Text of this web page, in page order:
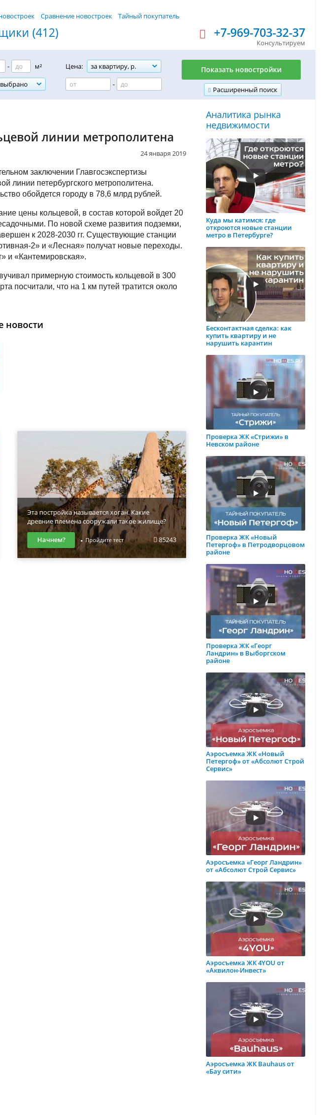
Сравнение новостроек Тайный покупатель
(412) +7-969-703-32-37
Консультируем
-
м²
Цена:
за квартиру, р.
-
Расширенный поиск
Показать новостройки
линии метрополитена
24 января 2019
заключении Главгосэкспертизы
линии петербургского метрополитена.
обойдется городу в 78,6 млрд рублей.
цены кольцевой, в состав которой войдет 20
По новой схеме развития подземки,
к 2028-2030 гг. Существующие станции
2» и «Лесная» получат новые переходы.
и «Кантемировская».
примерную стоимость кольцевой в 300
посчитали, что на 1 км путей тратится около
новости
Эта постройка называется хоган. Какие
древние племена сооружали такое жилище?
85243
Начнем? Пройдите тест
Аналитика рынка
недвижимости
Куда мы катимся: где
откроются новые станции
метро в Петербурге?
Бесконтактная сделка: как
купить квартиру и не
нарушить карантин
Проверка ЖК «Стрижи» в
Невском районе
Проверка ЖК «Новый
Петергоф» в Петродворцовом
районе
Проверка ЖК «Георг
Ландрин» в Выборгском
районе
Аэросъемка ЖК «Новый
Петергоф» от «Абсолют Строй
Сервис»
Аэросъемка «Георг Ландрин»
от «Абсолют Строй Сервис»
Аэросъемка ЖК 4YOU от
«Аквилон-Инвест»
Аэросъемка ЖК Bauhaus от
«Бау сити»